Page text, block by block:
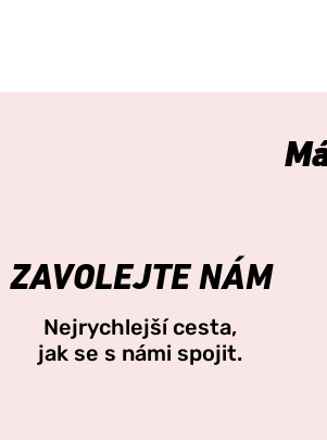
ZAVOLEJTE NÁM
Nejrychlejší cesta,
jak se s námi spojit.